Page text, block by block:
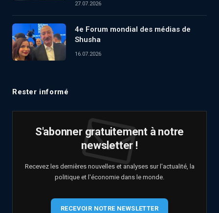
27.07.2026
4e Forum mondial des médias de
Shusha
16.07.2026
Rester informé
S'abonner gratuitement à notre
newsletter !
Recevez les dernières nouvelles et analyses sur l'actualité, la
politique et l'économie dans le monde.
RECEVOIR NOTRE NEWSLETTER